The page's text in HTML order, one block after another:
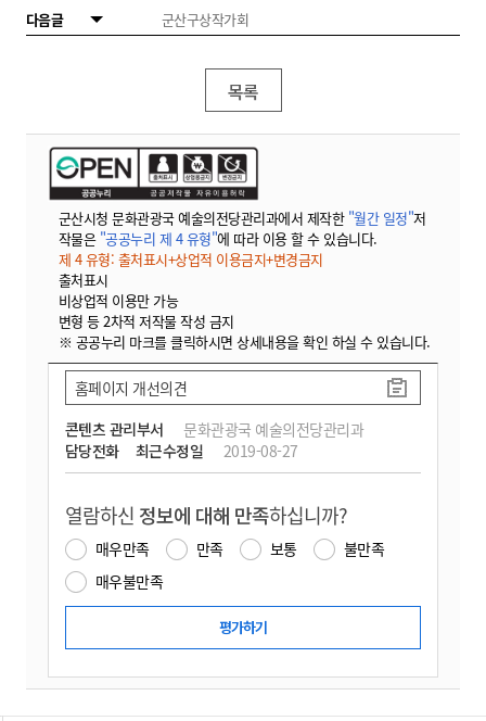
다음글
군산구상작가회
목록
군산시청 문화관광국 예술의전당관리과에서 제작한 "월간 일정"저
작물은 "공공누리 제 4 유형"에 따라 이용 할 수 있습니다.
제 4 유형: 출처표시+상업적 이용금지+변경금지
출처표시
비상업적 이용만 가능
변형 등 2차적 저작물 작성 금지
※ 공공누리 마크를 클릭하시면 상세내용을 확인 하실 수 있습니다.
콘텐츠 관리부서
문화관광국 예술의전당관리과
담당전화
최근수정일 2019-08-27
홈페이지 개선의견
열람하신 정보에 대해 만족하십니까?
매우만족 만족 보통
불만족
매우불만족